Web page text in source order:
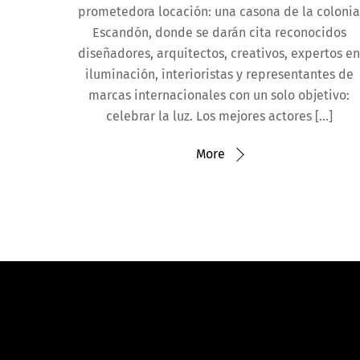
prometedora locación: una casona de la colonia
Escandón, donde se darán cita reconocidos
diseñadores, arquitectos, creativos, expertos en
iluminación, interioristas y representantes de
marcas internacionales con un solo objetivo:
celebrar la luz. Los mejores actores […]
More